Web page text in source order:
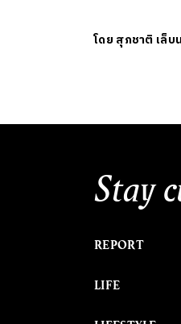
โดย สุภชาติ เล็บ
Stay
REPORT
LIFE